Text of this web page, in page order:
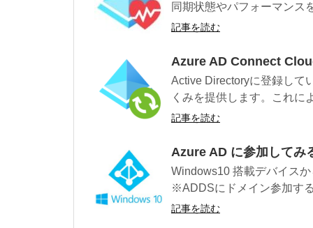
同期状態やパフォーマンス
記事を読む
Azure AD Connect
Active Directoryに登録して
くみを提供します。これに
記事を読む
Azure AD に参加してみ
Windows10 搭載デバイス
※ADDSにドメイン参加す
記事を読む